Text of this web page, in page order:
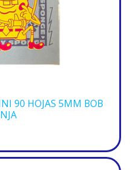
90 HOJAS 5MM BOB